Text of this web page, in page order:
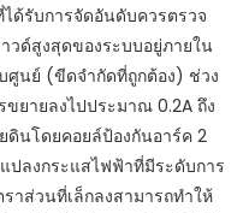
ด้รับการจัดอันดับควรตรวจ
วด์สูงสุดของระบบอยู่ภายใน
ศูนย์ (ขีดจำกัดที่ถูกต้อง) ช่วง
ยายลงไปประมาณ 0.2A ถึง
ดินโดยคอยล์ป้องกันอาร์ค 2
ปลงกระแสไฟฟ้าที่มีระดับการ
าส่วนที่เล็กลงสามารถทำให้